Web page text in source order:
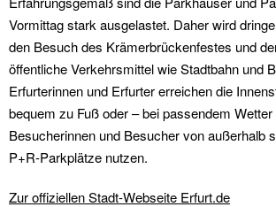
Vormittag stark ausgelastet. Daher wird
den Besuch des Krämerbrückenfestes und
öffentliche Verkehrsmittel wie Stadtbahn und
Erfurterinnen und Erfurter erreichen die
bequem zu Fuß oder – bei passendem
Besucherinnen und Besucher von außerhalb
P+R-Parkplätze nutzen.
Zur offiziellen Stadt-Webseite Erfurt.de